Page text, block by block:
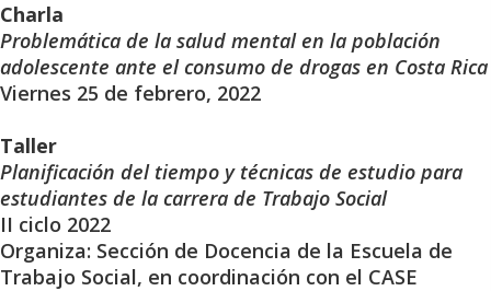
Charla
Problemática de la salud mental en la población
adolescente ante el consumo de drogas en Costa Rica
Viernes 25 de febrero, 2022
Taller
Planificación del tiempo y técnicas de estudio para
estudiantes de la carrera de Trabajo Social
II ciclo 2022
Organiza: Sección de Docencia de la Escuela de
Trabajo Social, en coordinación con el CASE